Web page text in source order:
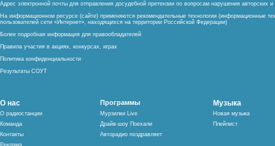
Адрес электронной почты для отправления досудебной претензии по вопросам нарушения авторских
На информационном ресурсе (сайте) применяются рекомендательные технологии (информационные
пользователей сети «Интернет», находящихся на территории Российской Федерации)
Более подробная информация для правообладателей
Правила участия в акциях, конкурсах, играх
Политика конфиденциальности
Результаты СОУТ
О нас
О радиостанции
Команда
Контакты
Программы
Мурзилки Live
Драйв-шоу Поехали
Авторадио поздравляет
Музыка
Новая музыка
Плейлист